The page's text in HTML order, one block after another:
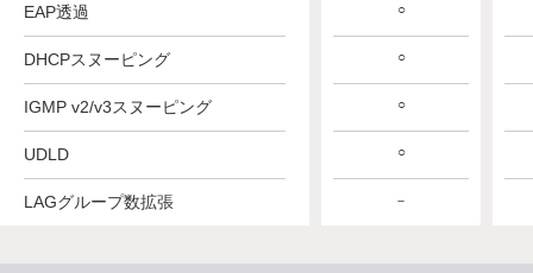
EAP透過
DHCPスヌーピング
IGMP v2/v3スヌーピング
UDLD
LAGグループ数拡張
○
○
○
○
－